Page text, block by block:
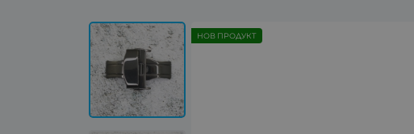
НОВ ПРОДУКТ